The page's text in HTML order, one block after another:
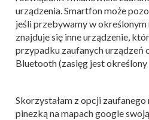
urządzenia. Smartfon może
jeśli przebywamy w
znajduje się inne urządzenie,
przypadku zaufanych urządzeń
Bluetooth (zasięg jest
Skorzystałam z opcji zaufanego
pinezką na mapach google